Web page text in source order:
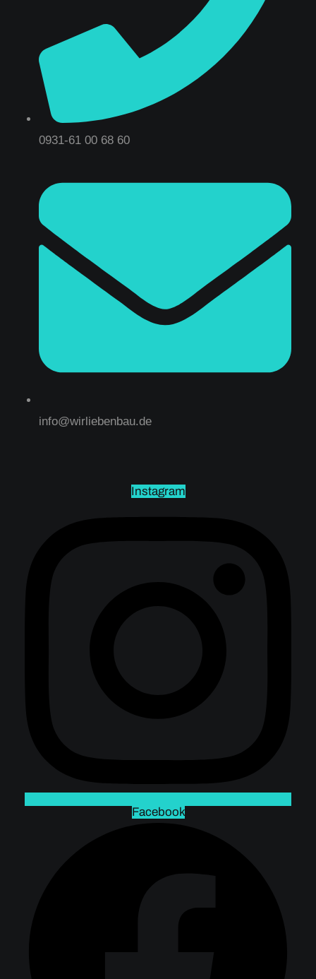
0931-61 00 68 60
info@wirliebenbau.de
Instagram
Facebook